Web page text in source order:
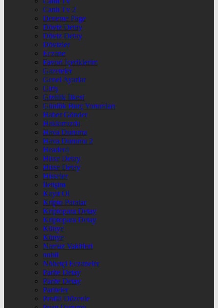
Canlı Tv 2
Deneme Page
Döviz Detay
Döviz Detay
Dövizler
Eczane
Favori İçeriklerim
Gazeteler
Genel Ayarlar
Giriş
Gizlilik İlkesi
Günlük Burç Yorumları
Haber Gönder
Hakkımızda
Hava Durumu
Hava Durumu 2
Header4
Hisse Detay
Hisse Detay
Hisseler
İletişim
Kayıt Ol
Kripto Paralar
Kriptopara Detay
Kriptopara Detay
Künye
Künye
Namaz Vakitleri
nnbil
Nöbetçi Eczaneler
Parite Detay
Parite Detay
Pariteler
Profili Düzenle